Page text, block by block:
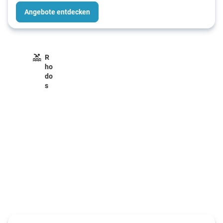
Angebote entdecken
R
ho
do
s